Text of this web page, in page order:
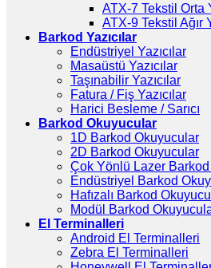
ATX-7 Tekstil Orta
ATX-9 Tekstil Ağır
Barkod Yazıcılar
Endüstriyel Yazıcılar
Masaüstü Yazıcılar
Taşınabilir Yazıcılar
Fatura / Fiş Yazıcılar
Harici Besleme / Sarıcı
Barkod Okuyucular
1D Barkod Okuyucular
2D Barkod Okuyucular
Çok Yönlü Lazer
Endüstriyel Barkod
Hafızalı Barkod
Modül Barkod
El Terminalleri
Android El Terminalleri
Zebra El Terminalleri